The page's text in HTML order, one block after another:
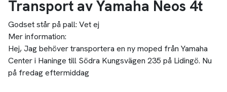
Transport av Yamaha Neos 4t
Godset står på pall: Vet ej
Mer information:
Hej, Jag behöver transportera en ny moped från Yamaha
Center i Haninge till Södra Kungsvägen 235 på Lidingö. Nu
på fredag eftermiddag